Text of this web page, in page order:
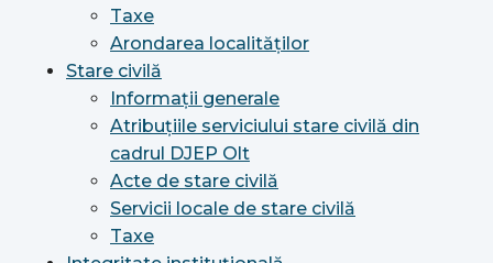
Taxe
Arondarea localităților
Stare civilă
Informații generale
Atribuțiile serviciului stare civilă din
cadrul DJEP Olt
Acte de stare civilă
Servicii locale de stare civilă
Taxe